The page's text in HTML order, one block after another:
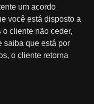
um acordo
você está disposto a
cliente não ceder,
saiba que está por
o cliente retorna